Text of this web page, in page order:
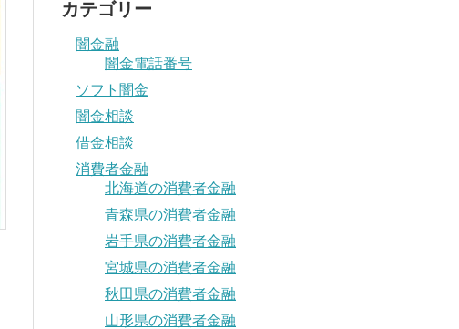
カテゴリー
闇金融
闇金電話番号
ソフト闇金
闇金相談
借金相談
消費者金融
北海道の消費者金融
青森県の消費者金融
岩手県の消費者金融
宮城県の消費者金融
秋田県の消費者金融
山形県の消費者金融